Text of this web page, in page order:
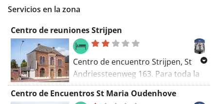
Servicios en la zona
Centro de reuniones Strijpen
Centro de encuentro Strijpen, St
Andriessteenweg 163. Para toda la
información, visite
https://www.zottegem.be
Centro de Encuentros St Maria Oudenhove